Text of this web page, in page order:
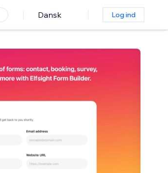
Dansk Log ind